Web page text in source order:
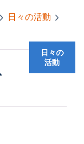
日々の活動
日々の
活動